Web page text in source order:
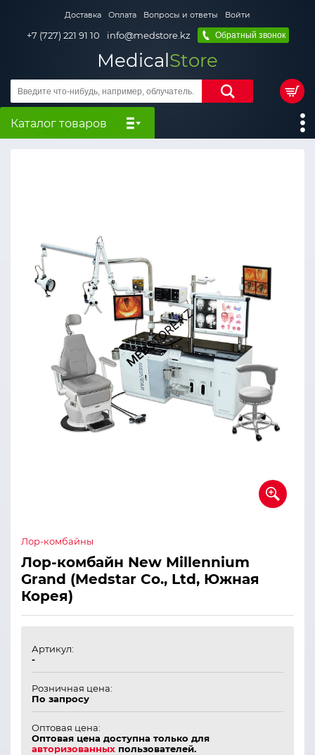
Доставка Оплата Вопросы и ответы Войти
+7 (727) 221 91 10 info@medstore.kz Обратный звонок
MedicalStore
Каталог товаров
Лор-комбайны
Лор-комбайн New Millennium
Grand (Medstar Co., Ltd, Южная
Корея)
Артикул:
-
Розничная цена:
По запросу
Оптовая цена:
Оптовая цена доступна только для
авторизованных пользователей.